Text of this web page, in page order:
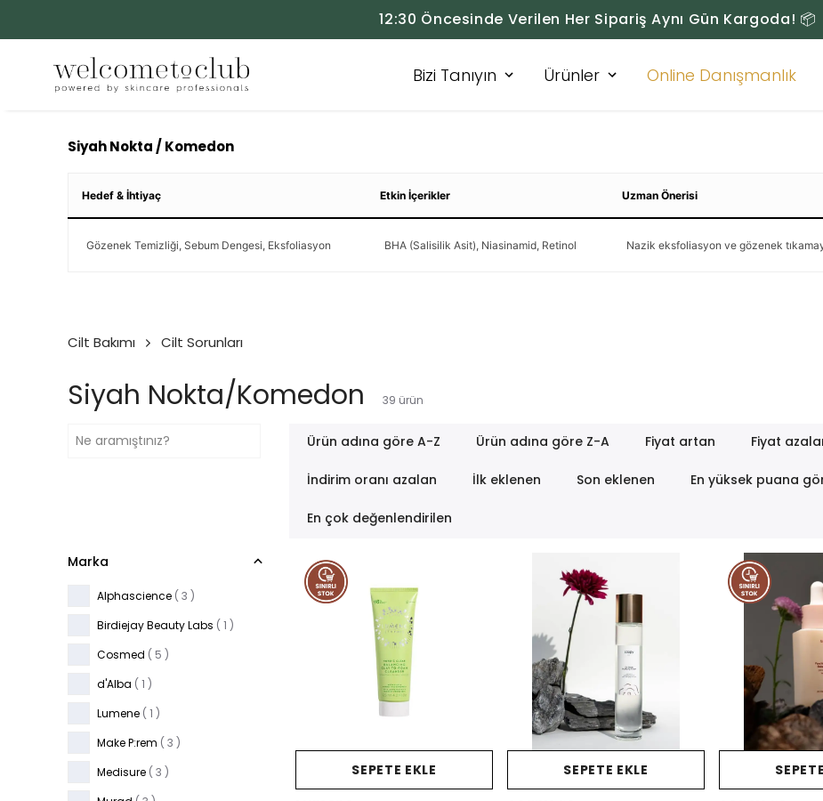
12:30 Öncesinde Verilen Her Sipariş Aynı Gün Kargoda! 📦
Bizi Tanıyın Ürünler Online Danışmanlık
Siyah Nokta / Komedon
Hedef & İhtiyaç Etkin İçerikler Uzman Önerisi
Gözenek Temizliği, Sebum Dengesi, Eksfoliasyon BHA (Salisilik Asit), Niasinamid, Retinol Nazik eksfoliasyon ve gözenek
Cilt Bakımı Cilt Sorunları
Siyah Nokta/Komedon 39 ürün
Ürün adına göre A-Z Ürün adına göre Z-A Fiyat artan Fiyat
İndirim oranı azalan İlk eklenen Son eklenen En yüksek puana
En çok değenlendirilen
Marka
Alphascience ( 3 )
Birdiejay Beauty Labs ( 1 )
Cosmed ( 5 )
d'Alba ( 1 )
Lumene ( 1 )
Make P:rem ( 3 )
Medisure ( 3 )
SEPETE EKLE SEPETE EKLE